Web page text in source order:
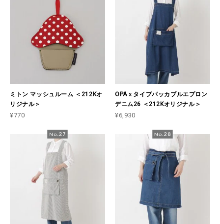
ミトン マッシュルーム ＜212Kオ
リジナル＞
¥770
OPAｘタイプパッカブルエプロン
デニム26 ＜212Kオリジナル＞
¥6,930